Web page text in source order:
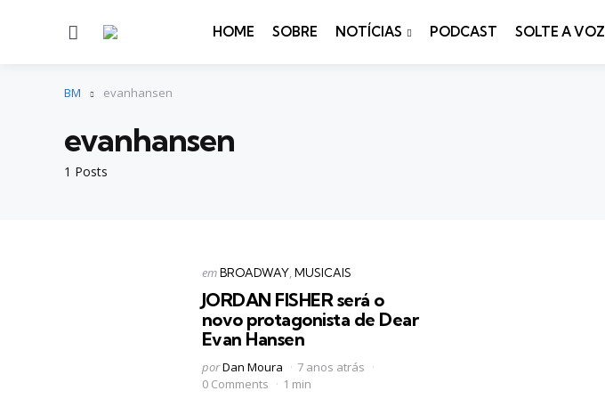
Menu HOME SOBRE NOTÍCIAS PODCAST SOLTE A VOZ
BM evanhansen
1 Posts
evanhansen
Categorias
Postado
em BROADWAY MUSICAIS
JORDAN FISHER será o
novo protagonista de Dear
Evan Hansen
Postado
por
porDan Moura
7 anos atrás
0 Comments
1 min